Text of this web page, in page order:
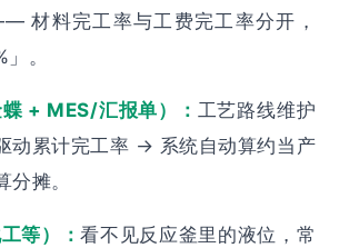
材料完工率与工费完工率分开，
。
+ MES/汇报单）： 工艺路线维护
动累计完工率 → 系统自动算约当产
摊。
等）：看不见反应釜里的液位，常